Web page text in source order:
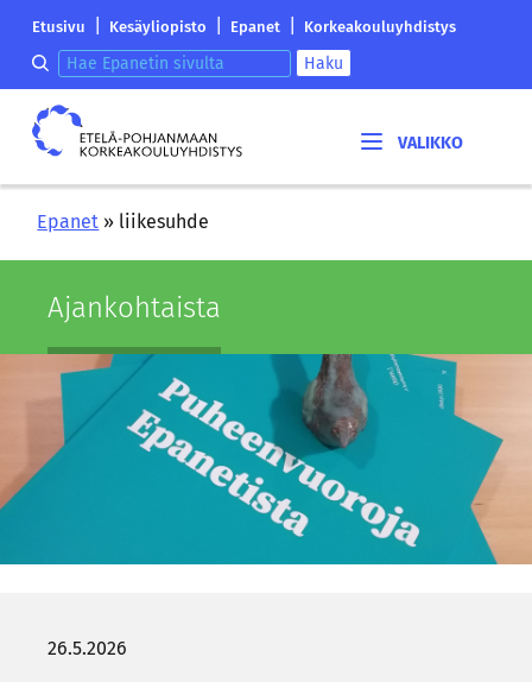
Etelä-
korkeakouluyhdistyksen
saapumissivu
Etusivu Kesäyliopisto Epanet Korkeakouluyhdistys
Hae epanetin sivulta Haku
Etelä-
Pohjanmaan
Epanet » liikesuhde
Ajan­koh­tais­ta
26.5.2026